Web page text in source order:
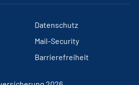
Datenschutz
Mail-Security
Barrierefreiheit